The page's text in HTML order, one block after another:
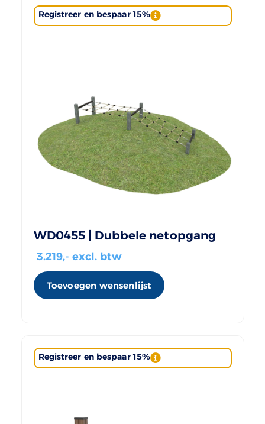
Registreer en bespaar 15%
WD0455 | Dubbele netopgang
3.219,- excl. btw
Toevoegen wensenlijst
Registreer en bespaar 15%